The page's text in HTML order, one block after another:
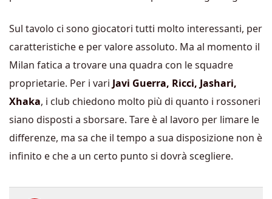
Sul tavolo ci sono giocatori tutti molto interessanti, per
caratteristiche e per valore assoluto. Ma al momento il
Milan fatica a trovare una quadra con le squadre
proprietarie. Per i vari Javi Guerra, Ricci, Jashari,
Xhaka, i club chiedono molto più di quanto i rossoneri
siano disposti a sborsare. Tare è al lavoro per limare le
differenze, ma sa che il tempo a sua disposizione non è
infinito e che a un certo punto si dovrà scegliere.